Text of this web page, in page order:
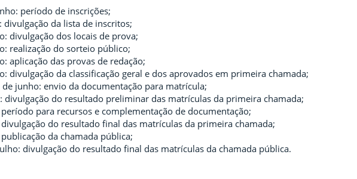
período de inscrições;
divulgação da lista de inscritos;
divulgação dos locais de prova;
realização do sorteio público;
aplicação das provas de redação;
divulgação da classificação geral e dos aprovados em primeira chamada;
de junho: envio da documentação para matrícula;
divulgação do resultado preliminar das matrículas da primeira chamada;
para recursos e complementação de documentação;
do resultado final das matrículas da primeira chamada;
da chamada pública;
divulgação do resultado final das matrículas da chamada pública.